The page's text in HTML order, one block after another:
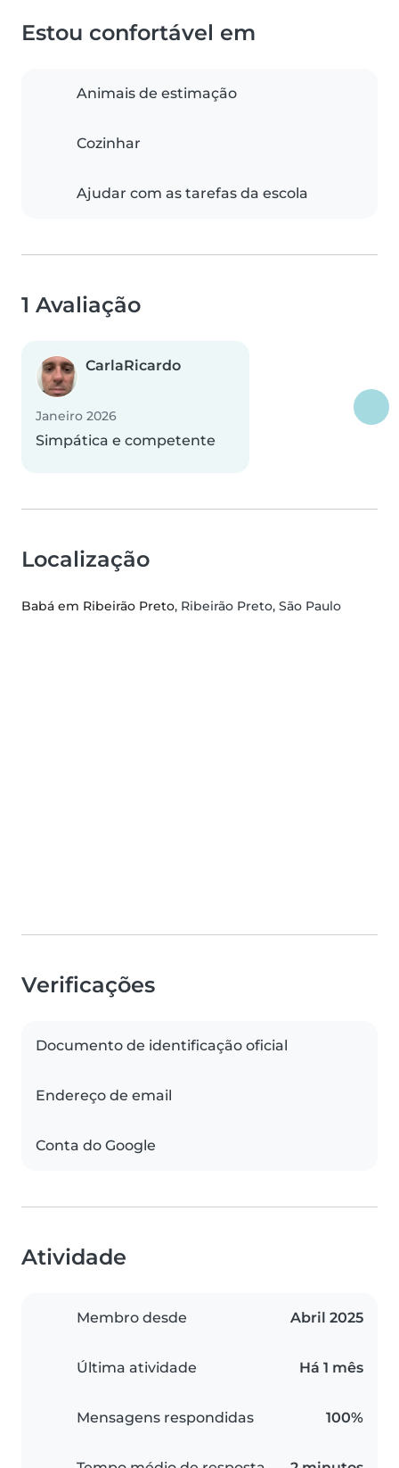
Estou confortável em
Animais de estimação
Cozinhar
Ajudar com as tarefas da escola
1 Avaliação
CarlaRicardo
Janeiro 2026
Simpática e competente
Localização
Babá em Ribeirão Preto, Ribeirão Preto, São Paulo
Verificações
Documento de identificação oficial
Endereço de email
Conta do Google
Atividade
Membro desde Abril 2025
Última atividade Há 1 mês
Mensagens respondidas 100%